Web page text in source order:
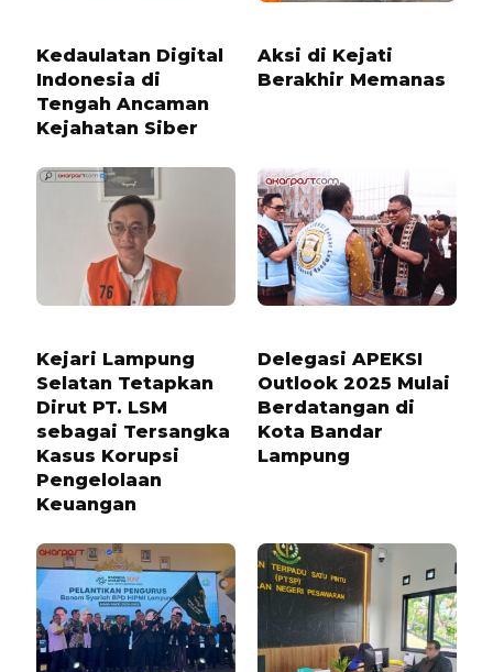
Kedaulatan Digital
Indonesia di
Tengah Ancaman
Kejahatan Siber
Aksi di Kejati
Berakhir Memanas
Kejari Lampung
Selatan Tetapkan
Dirut PT. LSM
sebagai Tersangka
Kasus Korupsi
Pengelolaan
Keuangan
Delegasi APEKSI
Outlook 2025 Mulai
Berdatangan di
Kota Bandar
Lampung